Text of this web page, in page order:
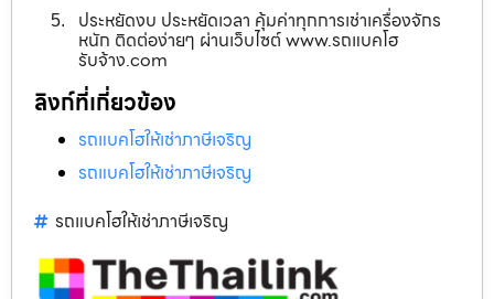
ประหยัดงบ ประหยัดเวลา คุ้มค่าทุกการเช่าเครื่องจักร
หนัก ติดต่อง่ายๆ ผ่านเว็บไซต์ www.รถแบคโฮ
รับจ้าง.com
ลิงก์ที่เกี่ยวข้อง
รถแบคโฮให้เช่าภาษีเจริญ
รถแบคโฮให้เช่าภาษีเจริญ
รถแบคโฮให้เช่าภาษีเจริญ